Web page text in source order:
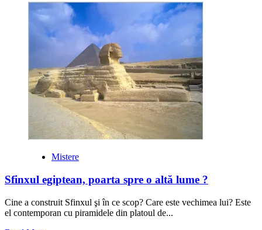
about
Secretele
ascunse
in
Manuscrisele
la
Marea
Moartă
Mistere
Sfinxul egiptean, poarta spre o altă lume ?
Cine a construit Sfinxul şi în ce scop? Care este vechimea lui? Este
el contemporan cu piramidele din platoul de...